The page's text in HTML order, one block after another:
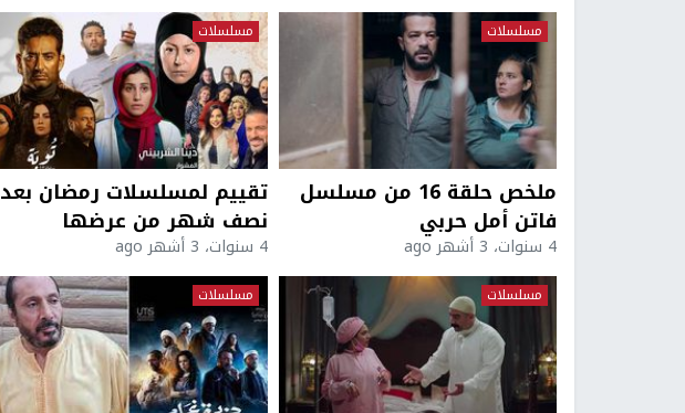
مسلسلات
ملخص حلقة 16 من مسلسل
فاتن أمل حربي
4 سنوات، 3 أشهر ago
مسلسلات
تقييم لمسلسلات رمضان بعد
نصف شهر من عرضها
4 سنوات، 3 أشهر ago
مسلسلات مسلسلات